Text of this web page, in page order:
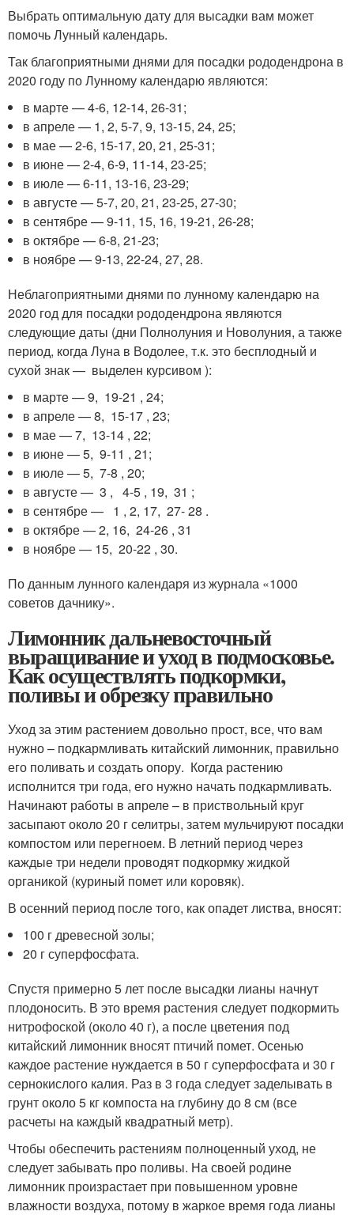
Выбрать оптимальную дату для высадки вам может
помочь Лунный календарь.
Так благоприятными днями для посадки рододендрона в
2020 году по Лунному календарю являются:
в марте — 4-6, 12-14, 26-31;
в апреле — 1, 2, 5-7, 9, 13-15, 24, 25;
в мае — 2-6, 15-17, 20, 21, 25-31;
в июне — 2-4, 6-9, 11-14, 23-25;
в июле — 6-11, 13-16, 23-29;
в августе — 5-7, 20, 21, 23-25, 27-30;
в сентябре — 9-11, 15, 16, 19-21, 26-28;
в октябре — 6-8, 21-23;
в ноябре — 9-13, 22-24, 27, 28.
Неблагоприятными днями по лунному календарю на
2020 год для посадки рододендрона являются
следующие даты (дни Полнолуния и Новолуния, а также
период, когда Луна в Водолее, т.к. это бесплодный и
сухой знак — выделен курсивом ):
в марте — 9, 19-21 , 24;
в апреле — 8, 15-17 , 23;
в мае — 7, 13-14 , 22;
в июне — 5, 9-11 , 21;
в июле — 5, 7-8 , 20;
в августе — 3 , 4-5 , 19, 31 ;
в сентябре — 1 , 2, 17, 27- 28 .
в октябре — 2, 16, 24-26 , 31
в ноябре — 15, 20-22 , 30.
По данным лунного календаря из журнала «1000
советов дачнику».
Лимонник дальневосточный
выращивание и уход в подмосковье.
Как осуществлять подкормки,
поливы и обрезку правильно
Уход за этим растением довольно прост, все, что вам
нужно – подкармливать китайский лимонник, правильно
его поливать и создать опору. Когда растению
исполнится три года, его нужно начать подкармливать.
Начинают работы в апреле – в приствольный круг
засыпают около 20 г селитры, затем мульчируют посадки
компостом или перегноем. В летний период через
каждые три недели проводят подкормку жидкой
органикой (куриный помет или коровяк).
В осенний период после того, как опадет листва, вносят:
100 г древесной золы;
20 г суперфосфата.
Спустя примерно 5 лет после высадки лианы начнут
плодоносить. В это время растения следует подкормить
нитрофоской (около 40 г), а после цветения под
китайский лимонник вносят птичий помет. Осенью
каждое растение нуждается в 50 г суперфосфата и 30 г
сернокислого калия. Раз в 3 года следует заделывать в
грунт около 5 кг компоста на глубину до 8 см (все
расчеты на каждый квадратный метр).
Чтобы обеспечить растениям полноценный уход, не
следует забывать про поливы. На своей родине
лимонник произрастает при повышенном уровне
влажности воздуха, потому в жаркое время года лианы